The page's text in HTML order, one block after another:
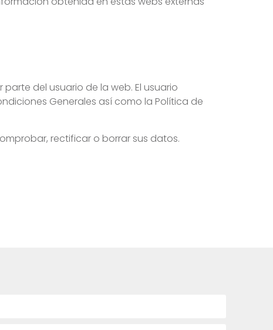
del usuario de la web. El usuario
Generales así como la Política de
rectificar o borrar sus datos.